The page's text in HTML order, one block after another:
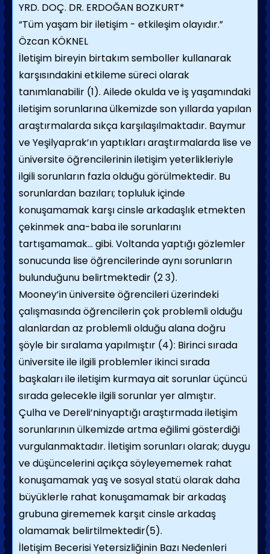
YRD. DOÇ. DR. ERDOĞAN BOZKURT*
“Tüm yaşam bir iletişim - etkileşim olayıdır.”
Özcan KÖKNEL
İletişim bireyin birtakım semboller kullanarak
karşısındakini etkileme süreci olarak
tanımlanabilir (1). Ailede okulda ve iş yaşamındaki
iletişim sorunlarına ülkemizde son yıllarda yapılan
araştırmalarda sıkça karşılaşılmaktadır. Baymur
ve Yeşilyaprak’ın yaptıkları araştırmalarda lise ve
üniversite öğrencilerinin iletişim yeterlikleriyle
ilgili sorunların fazla olduğu görülmektedir. Bu
sorunlardan bazıları; topluluk içinde
konuşamamak karşı cinsle arkadaşlık etmekten
çekinmek ana-baba ile sorunlarını
tartışamamak... gibi. Voltanda yaptığı gözlemler
sonucunda lise öğrencilerinde aynı sorunların
bulunduğunu belirtmektedir (2 3).
Mooney’in üniversite öğrencileri üzerindeki
çalışmasında öğrencilerin çok problemli olduğu
alanlardan az problemli olduğu alana doğru
şöyle bir sıralama yapılmıştır (4): Birinci sırada
üniversite ile ilgili problemler ikinci sırada
başkaları ile iletişim kurmaya ait sorunlar üçüncü
sırada gelecekle ilgili sorunlar yer almıştır.
Çulha ve Dereli’ninyaptığı araştırmada iletişim
sorunlarının ülkemizde artma eğilimi gösterdiği
vurgulanmaktadır. İletişim sorunları olarak; duygu
ve düşüncelerini açıkça söyleyememek rahat
konuşamamak yaş ve sosyal statü olarak daha
büyüklerle rahat konuşamamak bir arkadaş
grubuna girememek karşıt cinsle arkadaş
olamamak belirtilmektedir(5).
İletişim Becerisi Yetersizliğinin Bazı Nedenleri